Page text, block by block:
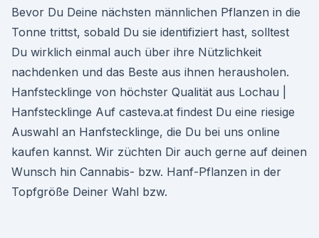
Bevor Du Deine nächsten männlichen Pflanzen in die
Tonne trittst, sobald Du sie identifiziert hast, solltest
Du wirklich einmal auch über ihre Nützlichkeit
nachdenken und das Beste aus ihnen herausholen.
Hanfstecklinge von höchster Qualität aus Lochau |
Hanfstecklinge Auf casteva.at findest Du eine riesige
Auswahl an Hanfstecklinge, die Du bei uns online
kaufen kannst. Wir züchten Dir auch gerne auf deinen
Wunsch hin Cannabis- bzw. Hanf-Pflanzen in der
Topfgröße Deiner Wahl bzw.